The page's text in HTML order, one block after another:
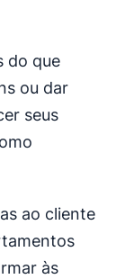
do que
ou dar
seus
ao cliente
às